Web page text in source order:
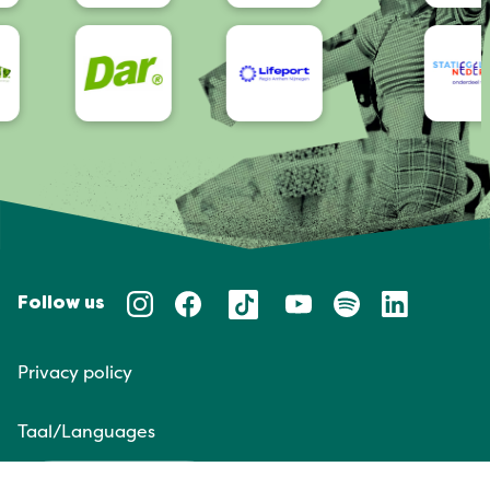
Follow us
Privacy policy
Taal/Languages